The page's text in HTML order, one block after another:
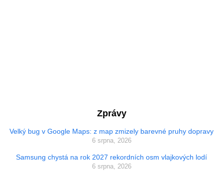
Zprávy
Velký bug v Google Maps: z map zmizely barevné pruhy dopravy
6 srpna, 2026
Samsung chystá na rok 2027 rekordních osm vlajkových lodí
6 srpna, 2026